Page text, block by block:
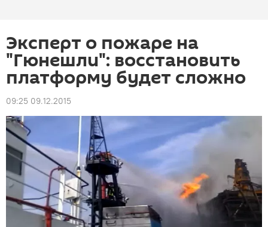
Эксперт о пожаре на
"Гюнешли": восстановить
платформу будет сложно
09:25 09.12.2015